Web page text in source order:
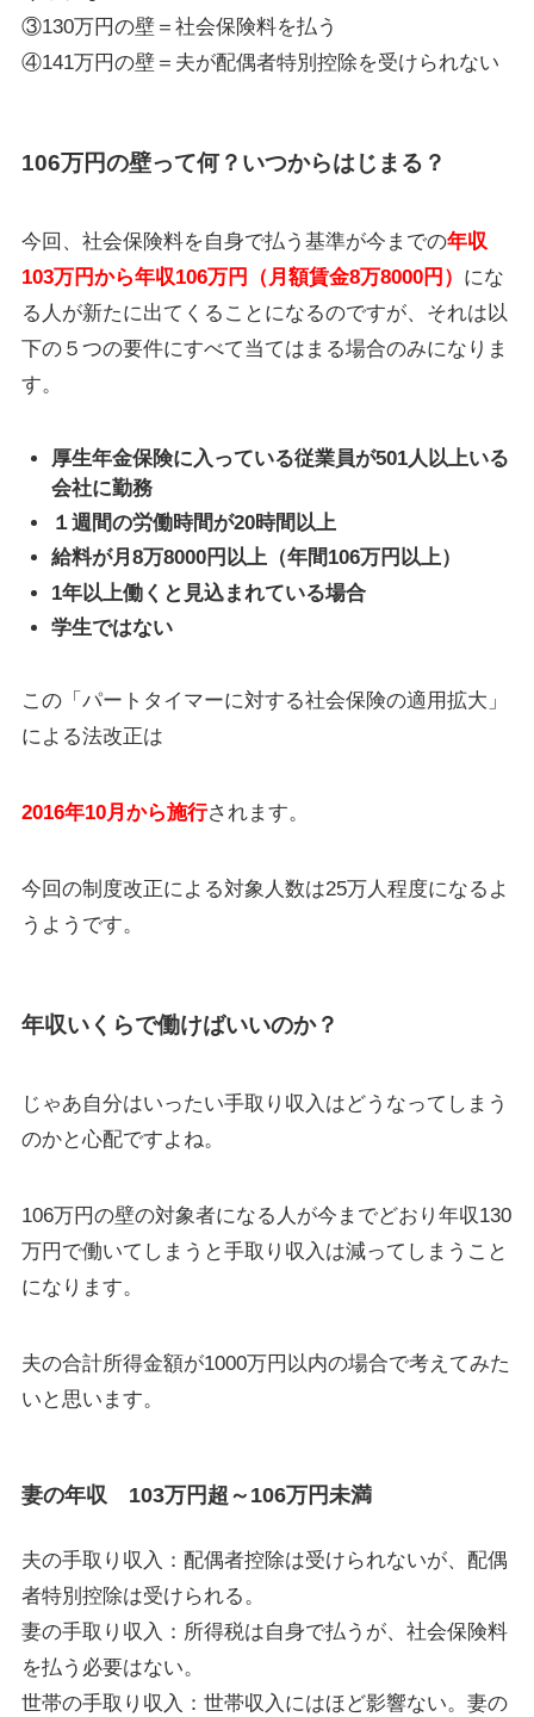
③130万円の壁＝社会保険料を払う
④141万円の壁＝夫が配偶者特別控除を受けられない
106万円の壁って何？いつからはじまる？
今回、社会保険料を自身で払う基準が今までの年収
103万円から年収106万円（月額賃金8万8000円） にな
る人が新たに出てくることになるのですが、それは以
下の５つの要件にすべて当てはまる場合のみになりま
す。
厚生年金保険に入っている従業員が501人以上いる
会社に勤務
１週間の労働時間が20時間以上
給料が月8万8000円以上（年間106万円以上）
1年以上働くと見込まれている場合
学生ではない
この「パートタイマーに対する社会保険の適用拡大」
による法改正は
2016年10月から施行されます。
今回の制度改正による対象人数は25万人程度になるよ
うようです。
年収いくらで働けばいいのか？
じゃあ自分はいったい手取り収入はどうなってしまう
のかと心配ですよね。
106万円の壁の対象者になる人が今までどおり年収130
万円で働いてしまうと手取り収入は減ってしまうこと
になります。
夫の合計所得金額が1000万円以内の場合で考えてみた
いと思います。
妻の年収 103万円超～106万円未満
夫の手取り収入：配偶者控除は受けられないが、配偶
者特別控除は受けられる。
妻の手取り収入：所得税は自身で払うが、社会保険料
を払う必要はない。
世帯の手取り収入：世帯収入にはほど影響ない。妻の